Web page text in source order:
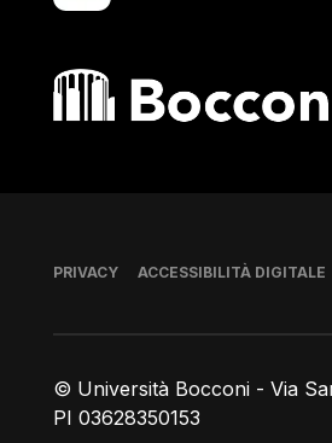
Bocconi shop
© Università Bocconi - Via
PI 03628350153
Piè di pagina
PRIVACY ACCESSIBILITÀ DIGITALE